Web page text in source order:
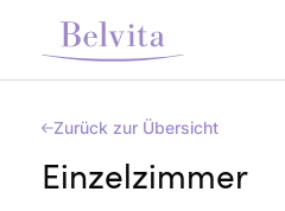
Zurück zur Übersicht
Einzelzimmer